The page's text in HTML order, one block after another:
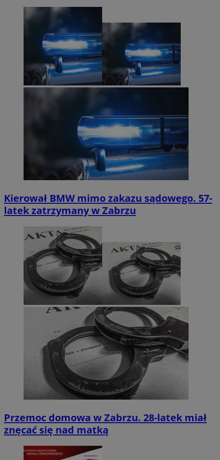
Kierował BMW mimo zakazu sądowego. 57-
latek zatrzymany w Zabrzu
Przemoc domowa w Zabrzu. 28-latek miał
znęcać się nad matką